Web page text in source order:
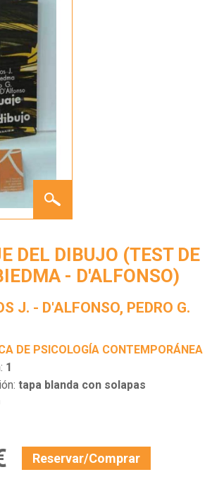
LENGUAJE
DE
WARTEGG-
BIEDMA
D'ALFONSO)
DEL DIBUJO (TEST DE
- D'ALFONSO)
J. - D'ALFONSO, PEDRO G.
DE PSICOLOGÍA CONTEMPORÁNEA
1
tapa blanda con solapas
Reservar/Comprar